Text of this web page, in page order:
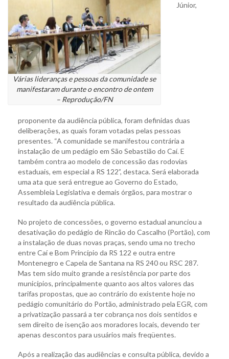
Várias lideranças e pessoas da comunidade se
manifestaram durante o encontro de ontem
– Reprodução/FN
Júnior,
proponente da audiência pública, foram definidas duas
deliberações, as quais foram votadas pelas pessoas
presentes. “A comunidade se manifestou contrária a
instalação de um pedágio em São Sebastião do Caí. E
também contra ao modelo de concessão das rodovias
estaduais, em especial a RS 122”, destaca. Será elaborada
uma ata que será entregue ao Governo do Estado,
Assembleia Legislativa e demais órgãos, para mostrar o
resultado da audiência pública.
No projeto de concessões, o governo estadual anunciou a
desativação do pedágio de Rincão do Cascalho (Portão), com
a instalação de duas novas praças, sendo uma no trecho
entre Caí e Bom Princípio da RS 122 e outra entre
Montenegro e Capela de Santana na RS 240 ou RSC 287.
Mas tem sido muito grande a resistência por parte dos
municípios, principalmente quanto aos altos valores das
tarifas propostas, que ao contrário do existente hoje no
pedágio comunitário do Portão, administrado pela EGR, com
a privatização passará a ter cobrança nos dois sentidos e
sem direito de isenção aos moradores locais, devendo ter
apenas descontos para usuários mais freqüentes.
Após a realização das audiências e consulta pública, devido a